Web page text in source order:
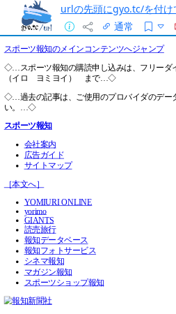
urlの先頭にgyo.tc/を付け
通常